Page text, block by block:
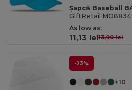
GiftRetail MO8834
As low as:
11,13 lei13,90 lei
-23%
+10